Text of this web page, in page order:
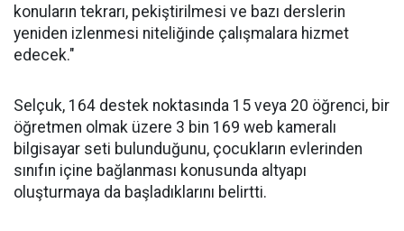
konuların tekrarı, pekiştirilmesi ve bazı derslerin
yeniden izlenmesi niteliğinde çalışmalara hizmet
edecek."
Selçuk, 164 destek noktasında 15 veya 20 öğrenci, bir
öğretmen olmak üzere 3 bin 169 web kameralı
bilgisayar seti bulunduğunu, çocukların evlerinden
sınıfın içine bağlanması konusunda altyapı
oluşturmaya da başladıklarını belirtti.